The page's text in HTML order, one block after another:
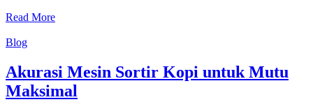
Read More
Blog
Akurasi Mesin Sortir Kopi untuk Mutu
Maksimal